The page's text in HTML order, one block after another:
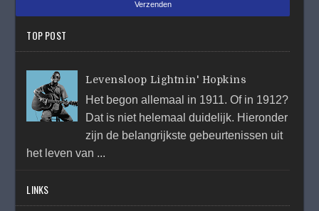
TOP POST
Levensloop Lightnin' Hopkins
Het begon allemaal in 1911. Of in 1912?
Dat is niet helemaal duidelijk. Hieronder
zijn de belangrijkste gebeurtenissen uit
het leven van ...
LINKS